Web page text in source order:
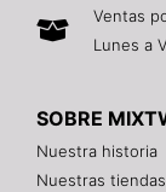
Ventas
Lunes a
SOBRE
Nuestra historia
Nuestras tiendas